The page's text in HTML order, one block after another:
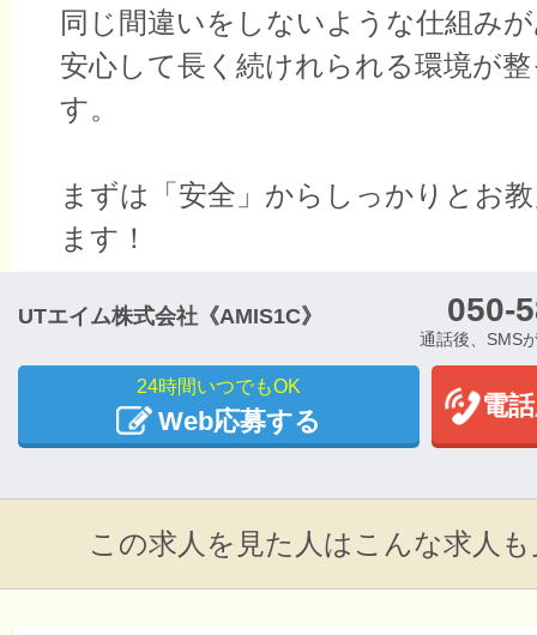
同じ間違いをしないような仕組み
安心して長く続けれられる環境が
す。
まずは「安全」からしっかりとお
ます！
UTエイム株式会社《AMIS1C》 050-
通話後、SMS
24時間いつでもOK
Web応募する
電
この求人を見た人はこんな求人